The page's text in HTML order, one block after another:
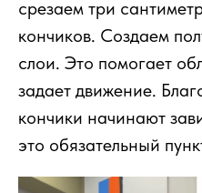
срезаем три
кончиков. Создаем
слои. Это помогает
задает движение.
кончики начинают
это обязательный